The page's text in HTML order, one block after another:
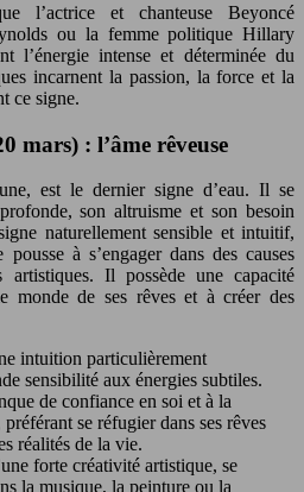
l’actrice et chanteuse Beyoncé
ou la femme politique Hillary
l’énergie intense et déterminée du
incarnent la passion, la force et la
ce signe.
mars) : l’âme rêveuse
est le dernier signe d’eau. Il se
son altruisme et son besoin
naturellement sensible et intuitif,
à s’engager dans des causes
artistiques. Il possède une capacité
monde de ses rêves et à créer des
intuition particulièrement
sensibilité aux énergies subtiles.
de confiance en soi et à la
se réfugier dans ses rêves
réalités de la vie.
forte créativité artistique, se
la musique, la peinture ou la